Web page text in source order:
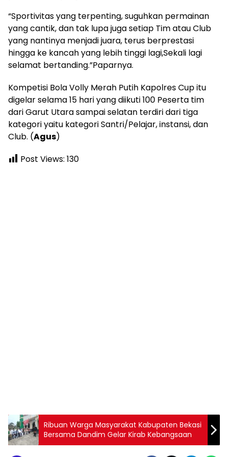
“Sportivitas yang terpenting, suguhkan permainan
yang cantik, dan tak lupa juga setiap Tim atau Club
yang nantinya menjadi juara, terus berprestasi
hingga ke kancah yang lebih tinggi lagi,Sekali lagi
selamat bertanding.”Paparnya.
Kompetisi Bola Volly Merah Putih Kapolres Cup itu
digelar selama 15 hari yang diikuti 100 Peserta tim
dari Garut Utara sampai selatan terdiri dari tiga
kategori yaitu kategori Santri/Pelajar, instansi, dan
Club. (Agus)
Post Views: 130
Ribuan Warga Masyarakat Kabupaten Bekasi
Bersama Dandim Gelar Kirab Kebangsaan